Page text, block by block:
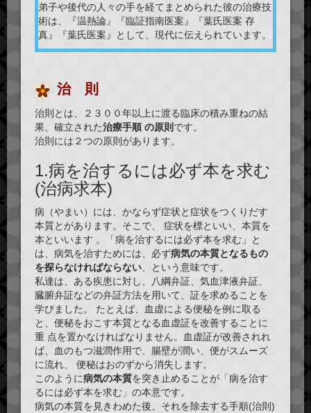
弟子や後代の人々の手を経てまとめられた彼の治療技
術は、『温熱論』『臨証指南医案』『葉氏医案 存
真』『葉氏医案』として、現代に伝えられています。
治 則
治則とは、２３００年以上に渡る臨床の積み重ねの結
果、確立された治療手順 の原則 です。
治則には ２つの原則があります。
1.病を治するには必ず本を求む
(治病求本)
病（やまい）には、かならず症状と症状をつくりだす
本質とがあります。そこで、 症状を標といい、本質を
本といいます 。「病を治するには必ず本を求む」と
は、病気を治すためには、必ず病気の本質となるもの
を探らなければならない 、という意味です。
私達は、ある疾患に対し、八綱弁証、気血津液弁証、
臓腑弁証などの弁証方法を用いて、証を求めることを
学びました。 たとえば、血虚による便秘を例に取る
と、便秘をおこす本質となる血虚証を改善することに
重 点を置かなければなりません。血虚証が改善されれ
ば、血のもつ滋潤作用で、腸壁が潤い、便がスムーズ
に流れ、 便秘はおのずから消失します。
このように病気の本質を突き止めることが「病を治す
るには必ず本を求む」の本意です。
病気の本質を見きわめた後、それを除去する手順(治則)